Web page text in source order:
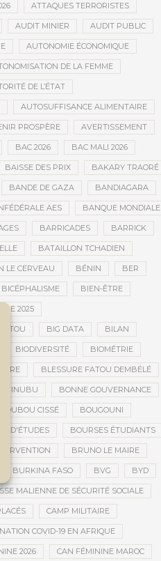
ATTAQUES TERRORISTES
AUDIT MINIER AUDIT PUBLIC
AUTONOMIE ÉCONOMIQUE
DE LA FEMME
DE L’ÉTAT
AUTOSUFFISANCE ALIMENTAIRE
PROSPÈRE AVERTISSEMENT
BAC 2026 BAC MALI 2026
BAISSE DES PRIX BAKARY TRAORÉ
BANDE DE GAZA BANDIAGARA
AES BANQUE MONDIALE
BARRICADES BARRICK
BATAILLON TCHADIEN
LE CERVEAU BÉNIN BER
BICÉPHALISME BIEN-ÊTRE
2025
BIG DATA BILAN
BIODIVERSITÉ BIOMÉTRIE
BLESSURE FATOU DEMBÉLÉ
TINUBU BONNE GOUVERNANCE
BOUBOU CISSÉ BOUGOUNI
D'ÉTUDES BOURSES ÉTUDIANTS
BRUNO LE MAIRE
BURKINA FASO BVG BYD
MALIENNE DE SÉCURITÉ SOCIALE
CAMP MILITAIRE
COVID-19 EN AFRIQUE
2026 CAN FÉMININE MAROC